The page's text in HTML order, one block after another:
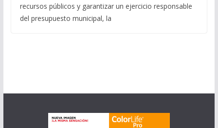
recursos públicos y garantizar un ejercicio responsable
del presupuesto municipal, la